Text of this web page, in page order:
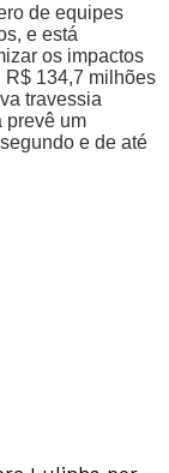
de equipes
e está
os impactos
R$ 134,7 milhões
travessia
prevê um
e de até